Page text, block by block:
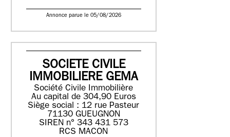
Annonce parue le 05/08/2026
SOCIETE CIVILE
IMMOBILIERE GEMA
Société Civile Immobilière
Au capital de 304,90 Euros
Siège social : 12 rue Pasteur
71130 GUEUGNON
SIREN n° 343 431 573
RCS MACON